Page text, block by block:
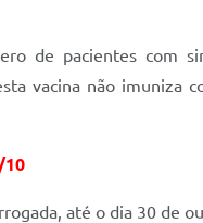
de pacientes com
vacina não imuniza
10
até o dia 30 de